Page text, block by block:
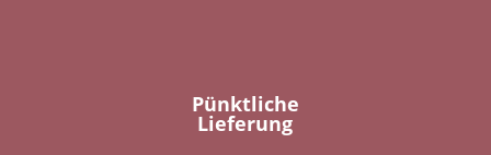
Pünktliche
Lieferung